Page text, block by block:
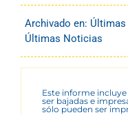
Archivado en:
Últimas Noticias
Este informe
ser bajadas e
sólo pueden ser